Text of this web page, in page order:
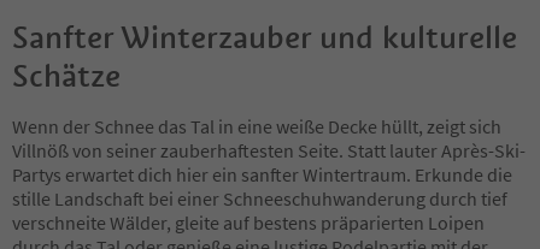
Sanfter Winterzauber und kulturelle
Schätze
Wenn der Schnee das Tal in eine weiße Decke hüllt, zeigt sich
Villnöß von seiner zauberhaftesten Seite. Statt lauter Après-Ski-
Partys erwartet dich hier ein sanfter Wintertraum. Erkunde die
stille Landschaft bei einer Schneeschuhwanderung durch tief
verschneite Wälder, gleite auf bestens präparierten Loipen